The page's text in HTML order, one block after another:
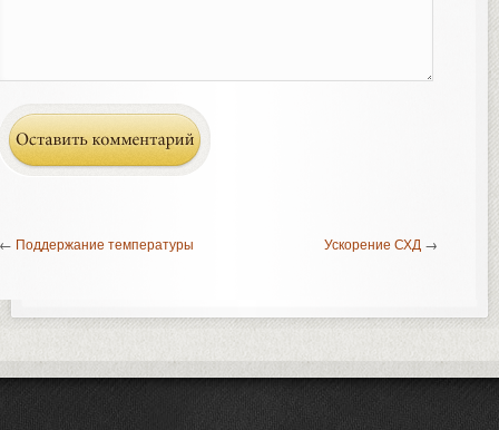
Поддержание температуры Ускорение СХД →